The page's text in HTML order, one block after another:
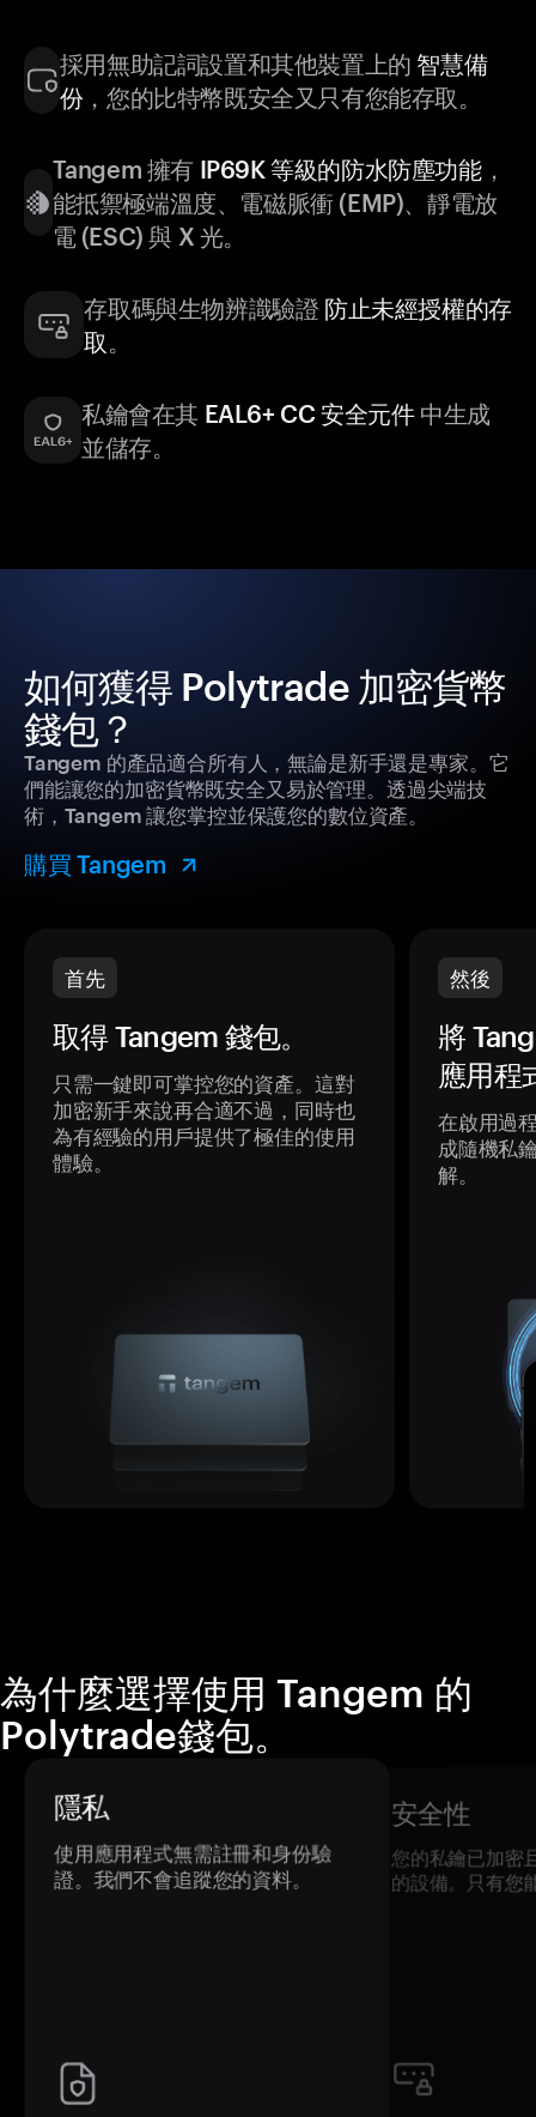
採用無助記詞設置和其他裝置上的 智慧備
份，您的比特幣既安全又只有您能存取。
Tangem 擁有 IP69K 等級的防水防塵功能，
能抵禦極端溫度、電磁脈衝 (EMP)、靜電放
電 (ESC) 與 X 光。
存取碼與生物辨識驗證 防止未經授權的存
取 。
私鑰會在其 EAL6+ CC 安全元件中生成
並儲存。
如何獲得 Polytrade 加密貨幣
錢包？
Tangem 的產品適合所有人，無論是新手還是專家。它
們能讓您的加密貨幣既安全又易於管理。透過尖端技
術，Tangem 讓您掌控並保護您的數位資產。
購買 Tangem
首先
取得 Tangem 錢包。
只需一鍵即可掌控您的資產。這對
加密新手來說再合適不過，同時也
為有經驗的用戶提供了極佳的使用
體驗。
然後
將
應用程
在啟用過
成隨機私
解。
為什麼選擇使用 Tangem 的
Polytrade錢包。
隱私
使用應用程式無需註冊和身份驗
證。我們不會追蹤您的資料。
安全性
您的私鑰已加密
的設備。只有您